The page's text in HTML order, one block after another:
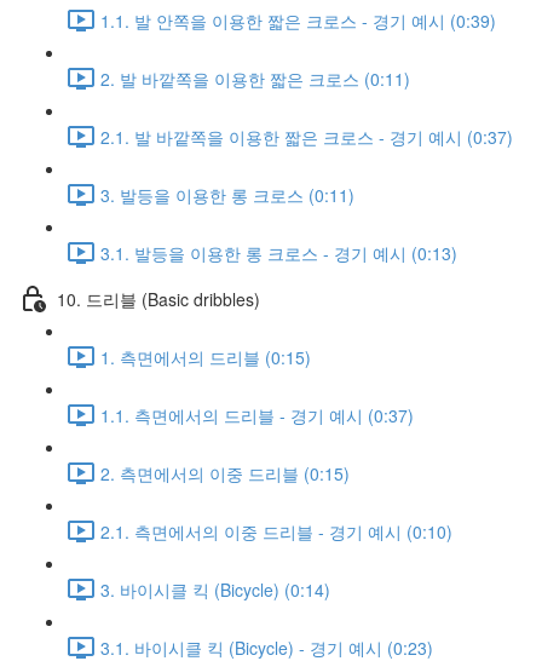
1.1. 발 안쪽을 이용한 짧은 크로스 - 경기 예시 (0:39)
2. 발 바깥쪽을 이용한 짧은 크로스 (0:11)
2.1. 발 바깥쪽을 이용한 짧은 크로스 - 경기 예시 (0:37)
3. 발등을 이용한 롱 크로스 (0:11)
3.1. 발등을 이용한 롱 크로스 - 경기 예시 (0:13)
10. 드리블 (Basic dribbles)
1. 측면에서의 드리블 (0:15)
1.1. 측면에서의 드리블 - 경기 예시 (0:37)
2. 측면에서의 이중 드리블 (0:15)
2.1. 측면에서의 이중 드리블 - 경기 예시 (0:10)
3. 바이시클 킥 (Bicycle) (0:14)
3.1. 바이시클 킥 (Bicycle) - 경기 예시 (0:23)